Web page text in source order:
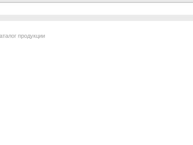
продукции